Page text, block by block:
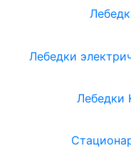
Лебедки
Лебедки